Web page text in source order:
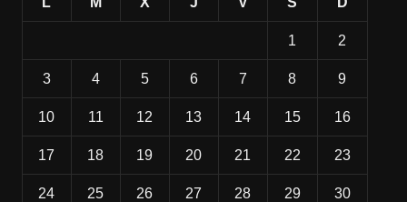
1 2
3 4 5 6 7 8 9
10 11 12 13 14 15 16
17 18 19 20 21 22 23
24 25 26 27 28 29 30